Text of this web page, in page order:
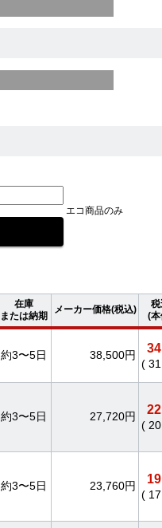
エコ商品のみ
在庫
または納期
メーカー価格(税込)
税
(本
約3〜5日 38,500円
(
約3〜5日 27,720円
(
約3〜5日 23,760円
(